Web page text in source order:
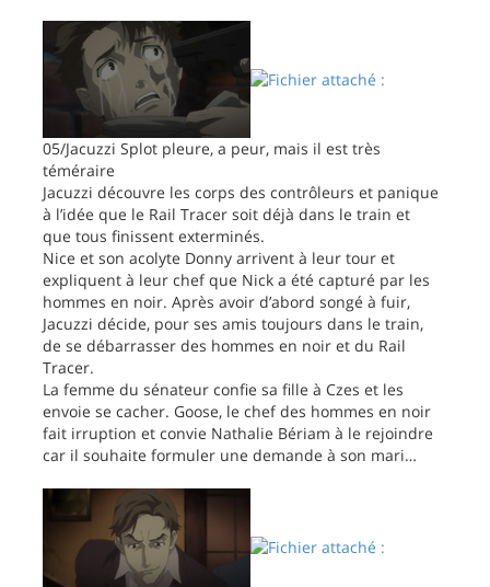
05/Jacuzzi Splot pleure, a peur, mais il est très
téméraire
Jacuzzi découvre les corps des contrôleurs et panique
à l’idée que le Rail Tracer soit déjà dans le train et
que tous finissent exterminés.
Nice et son acolyte Donny arrivent à leur tour et
expliquent à leur chef que Nick a été capturé par les
hommes en noir. Après avoir d’abord songé à fuir,
Jacuzzi décide, pour ses amis toujours dans le train,
de se débarrasser des hommes en noir et du Rail
Tracer.
La femme du sénateur confie sa fille à Czes et les
envoie se cacher. Goose, le chef des hommes en noir
fait irruption et convie Nathalie Bériam à le rejoindre
car il souhaite formuler une demande à son mari…